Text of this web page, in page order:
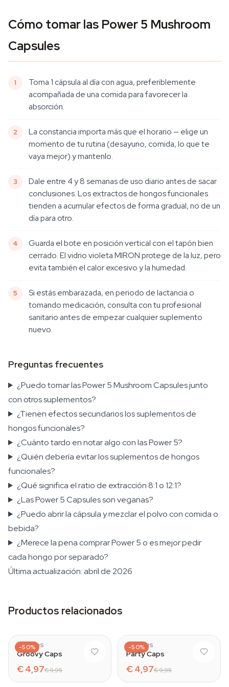
Cómo tomar las Power 5 Mushroom
Capsules
Toma 1 cápsula al día con agua, preferiblemente
acompañada de una comida para favorecer la
absorción.
La constancia importa más que el horario — elige un
momento de tu rutina (desayuno, comida, lo que te
vaya mejor) y mantenlo.
Dale entre 4 y 8 semanas de uso diario antes de sacar
conclusiones. Los extractos de hongos funcionales
tienden a acumular efectos de forma gradual, no de un
día para otro.
Guarda el bote en posición vertical con el tapón bien
cerrado. El vidrio violeta MIRON protege de la luz, pero
evita también el calor excesivo y la humedad.
Si estás embarazada, en periodo de lactancia o
tomando medicación, consulta con tu profesional
sanitario antes de empezar cualquier suplemento
nuevo.
Preguntas frecuentes
¿Puedo tomar las Power 5 Mushroom Capsules junto
con otros suplementos?
¿Tienen efectos secundarios los suplementos de
hongos funcionales?
¿Cuánto tardo en notar algo con las Power 5?
¿Quién debería evitar los suplementos de hongos
funcionales?
¿Qué significa el ratio de extracción 8:1 o 12:1?
¿Las Power 5 Capsules son veganas?
¿Puedo abrir la cápsula y mezclar el polvo con comida o
bebida?
¿Merece la pena comprar Power 5 o es mejor pedir
cada hongo por separado?
Última actualización: abril de 2026
Productos relacionados
-50%
AZARIUS
Groovy Caps
€ 4,97€ 9,95
-50%
AZARIUS
Party Caps
€ 4,97€ 9,95